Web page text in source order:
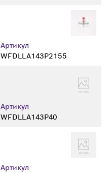
Артикул
WFDLLA143P2155
Артикул
WFDLLA143P40
Артикул